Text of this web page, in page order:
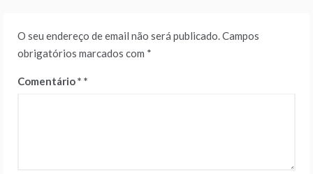
O seu endereço de email não será publicado.Campos
obrigatórios marcados com *
Comentário*